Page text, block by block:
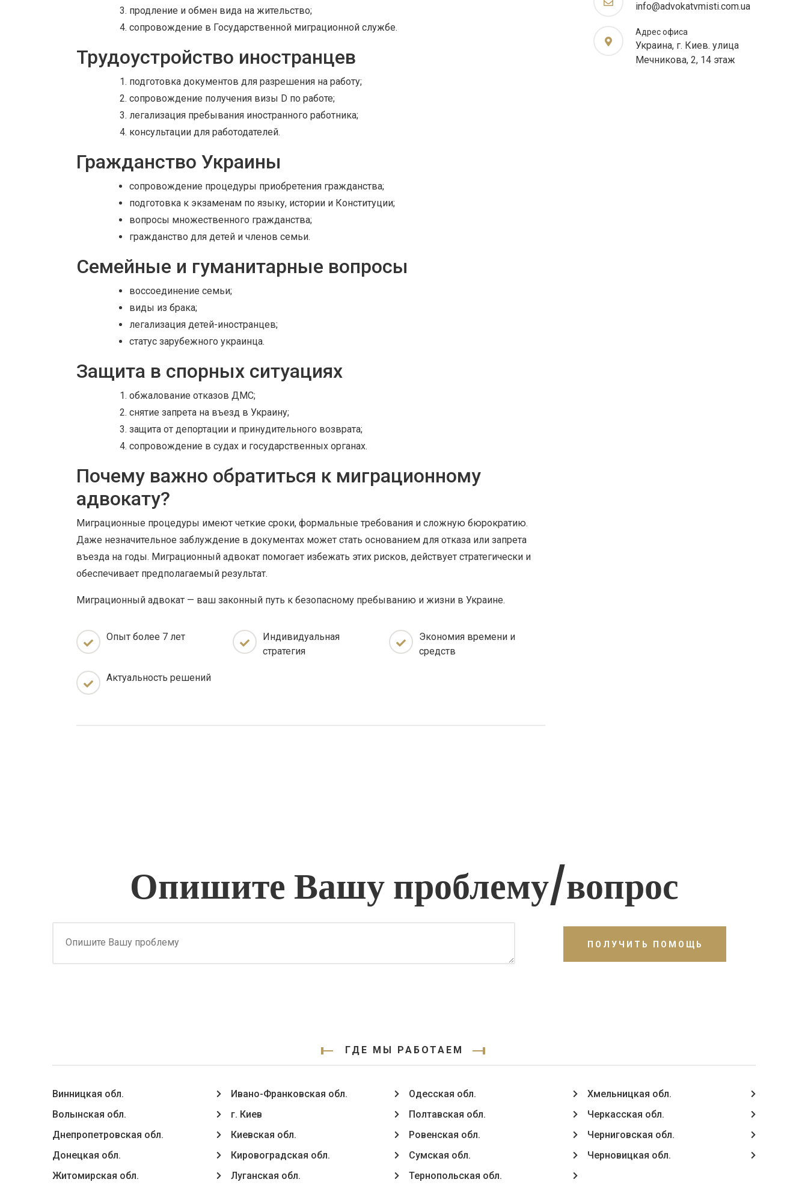
продление и обмен вида на жительство;
сопровождение в Государственной миграционной службе.
Трудоустройство иностранцев
подготовка документов для разрешения на работу;
сопровождение получения визы D по работе;
легализация пребывания иностранного работника;
консультации для работодателей.
Гражданство Украины
сопровождение процедуры приобретения гражданства;
подготовка к экзаменам по языку, истории и Конституции;
вопросы множественного гражданства;
гражданство для детей и членов семьи.
Семейные и гуманитарные вопросы
воссоединение семьи;
виды из брака;
легализация детей-иностранцев;
статус зарубежного украинца.
Защита в спорных ситуациях
обжалование отказов ДМС;
снятие запрета на въезд в Украину;
защита от депортации и принудительного возврата;
сопровождение в судах и государственных органах.
Почему важно обратиться к миграционному
адвокату?
Миграционные процедуры имеют четкие сроки, формальные требования и сложную бюрократию.
Даже незначительное заблуждение в документах может стать основанием для отказа или запрета
въезда на годы. Миграционный адвокат помогает избежать этих рисков, действует стратегически и
обеспечивает предполагаемый результат.
Миграционный адвокат — ваш законный путь к безопасному пребыванию и жизни в Украине.
Опыт более 7 лет
Индивидуальная
стратегия
Экономия времени и
средств
Актуальность решений
info@advokatvmisti.com.ua
Адрес офиса
Украина, г. Киев. улица
Мечникова, 2, 14 этаж
Опишите Вашу проблему/вопрос
ПОЛУЧИТЬ ПОМОЩЬ
ГДЕ МЫ РАБОТАЕМ
Винницкая обл.
Волынская обл.
Днепропетровская обл.
Донецкая обл.
Житомирская обл.
Ивано-Франковская обл.
г. Киев
Киевская обл.
Кировоградская обл.
Луганская обл.
Одесская обл.
Полтавская обл.
Ровенская обл.
Сумская обл.
Тернопольская обл.
Хмельницкая обл.
Черкасская обл.
Черниговская обл.
Черновицкая обл.